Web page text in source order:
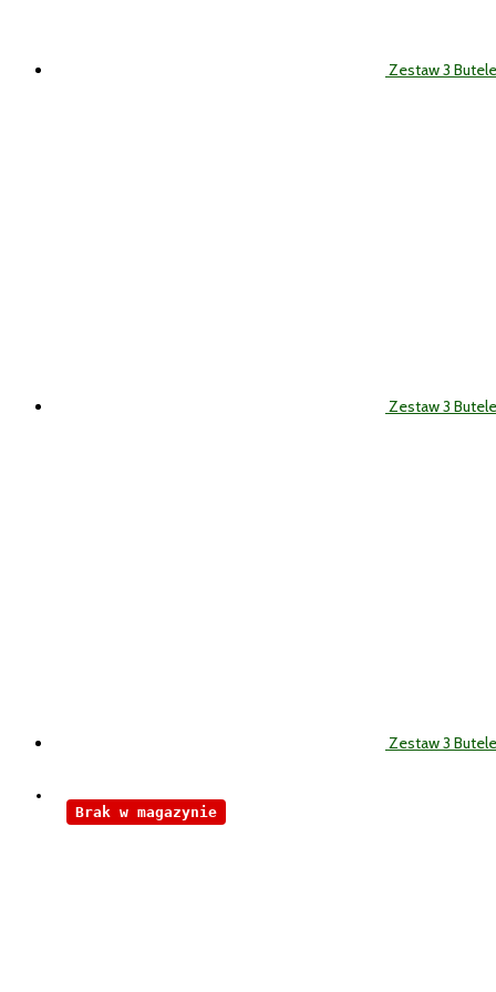
Zestaw 3
Zestaw 3
Zestaw 3
Brak w magazynie